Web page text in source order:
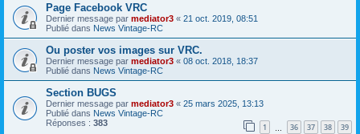
Page Facebook VRC
Dernier message par mediator3 « 21 oct. 2019, 08:51
Publié dans News Vintage-RC
Ou poster vos images sur VRC.
Dernier message par mediator3 « 08 oct. 2018, 18:37
Publié dans News Vintage-RC
Section BUGS
Dernier message par mediator3 « 25 mars 2025, 13:13
Publié dans News Vintage-RC
Réponses : 383 1 36 37 38 39